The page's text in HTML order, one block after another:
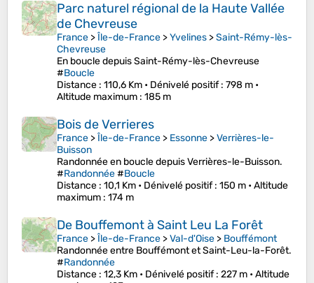
Parc naturel régional de la Haute Vallée
de Chevreuse
France >Île-de-France >Yvelines >Saint-Rémy-lès-
Chevreuse
En boucle depuis Saint-Rémy-lès-Chevreuse
#Boucle
Distance : 110,6 Km • Dénivelé positif: 798 m •
Altitude maximum : 185 m
Bois de Verrieres
France >Île-de-France > Essonne >Verrières-le-
Buisson
Randonnée en boucle depuis Verrières-le-Buisson.
#Randonnée#Boucle
Distance : 10,1 Km • Dénivelé positif: 150 m •Altitude
maximum : 174 m
De Bouffemont à Saint Leu La Forêt
France >Île-de-France >Val-d'Oise > Bouffémont
Randonnée entre Bouffémont et Saint-Leu-la-Forêt.
#Randonnée
Distance : 12,3 Km • Dénivelé positif: 227 m •Altitude